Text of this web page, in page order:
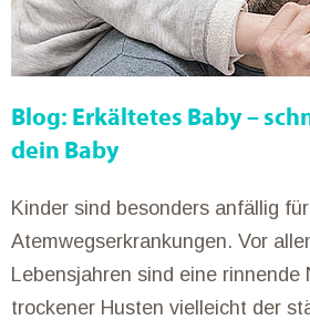
Blog: Erkältetes Baby –
dein Baby
Kinder sind besonders anfällig für
Atemwegserkrankungen. Vor
Lebensjahren sind eine rinnende
trockener Husten vielleicht der